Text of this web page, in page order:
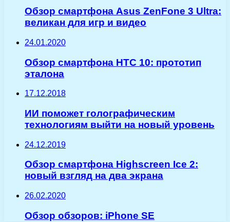
Обзор смартфона Asus ZenFone 3 Ultra:
великан для игр и видео
24.01.2020
Обзор смартфона HTC 10: прототип
эталона
17.12.2018
ИИ поможет голографическим
технологиям выйти на новый уровень
24.12.2019
Обзор смартфона Highscreen Ice 2:
новый взгляд на два экрана
26.02.2020
Обзор обзоров: iPhone SE